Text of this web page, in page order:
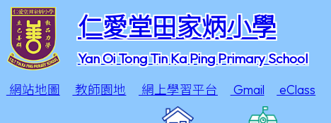
仁愛堂田家炳小學
Yan Oi Tong Tin Ka Ping Primary School
網站地圖 教師園地 網上學習平台 Gmail eClass